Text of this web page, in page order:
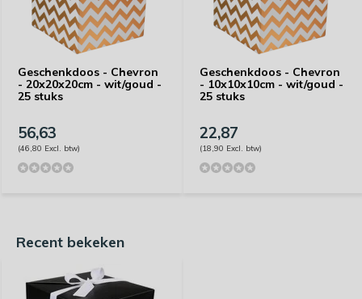
Geschenkdoos - Chevron
- 20x20x20cm - wit/goud -
25 stuks
56,63
(46,80 Excl. btw)
Geschenkdoos - Chevron
- 10x10x10cm - wit/goud -
25 stuks
22,87
(18,90 Excl. btw)
Recent bekeken